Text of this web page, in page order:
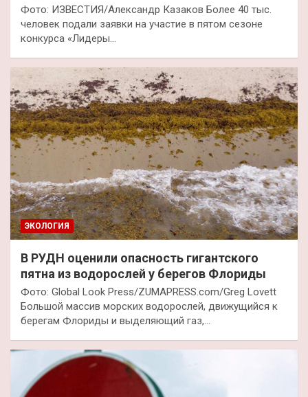
Фото: ИЗВЕСТИЯ/Александр Казаков Более 40 тыс.
человек подали заявки на участие в пятом сезоне
конкурса «Лидеры…
ЭКОЛОГИЯ
В РУДН оценили опасность гигантского
пятна из водорослей у берегов Флориды
Фото: Global Look Press/ZUMAPRESS.com/Greg Lovett
Большой массив морских водорослей, движущийся к
берегам Флориды и выделяющий газ,…